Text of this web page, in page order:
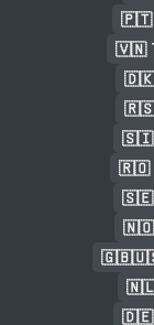
🇵🇹
🇻🇳
🇩🇰
🇷🇸
🇸🇮
🇷🇴
🇸🇪
🇳🇴
🇩🇪